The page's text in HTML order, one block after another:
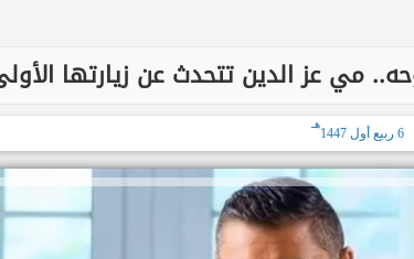
مي عز الدين تتحدث عن زيارتها
6 ربيع أول 1447
هـ